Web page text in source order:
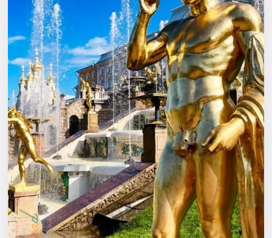
Экскурсии
Спорт
События
Города
Площадки
Артисты
Рейтинги